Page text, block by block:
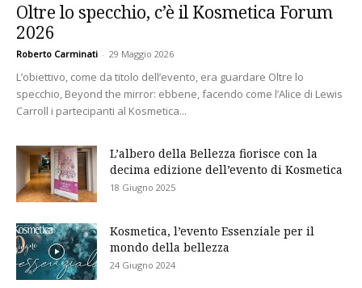
Oltre lo specchio, c’è il Kosmetica Forum
2026
Roberto Carminati - 29 Maggio 2026
L’obiettivo, come da titolo dell’evento, era guardare Oltre lo
specchio, Beyond the mirror: ebbene, facendo come l’Alice di Lewis
Carroll i partecipanti al Kosmetica...
L’albero della Bellezza fiorisce con la
decima edizione dell’evento di Kosmetica
18 Giugno 2025
Kosmetica, l’evento Essenziale per il
mondo della bellezza
24 Giugno 2024